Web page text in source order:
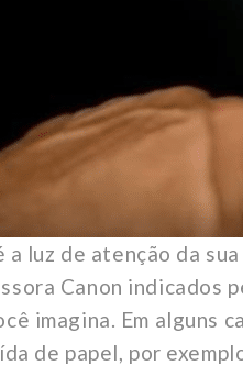
a luz de atenção da
Canon indicados
imagina. Em alguns
de papel, por